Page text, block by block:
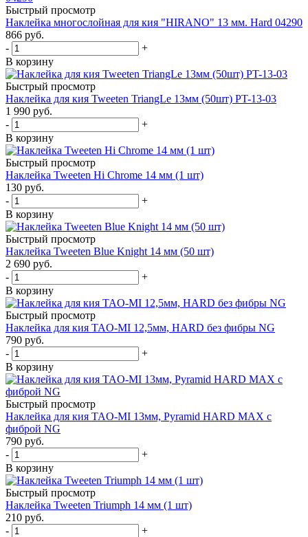
Быстрый просмотр
Наклейка многослойная для кия "HIRANO" 13 мм. Hard 04290
866 руб.
-
+
В корзину
Быстрый просмотр
Наклейка для кия Tweeten TriangLe 13мм (50шт) PT-13-03
1 990 руб.
-
+
В корзину
Быстрый просмотр
Наклейка Tweeten Hi Chrome 14 мм (1 шт)
130 руб.
-
+
В корзину
Быстрый просмотр
Наклейка Tweeten Blue Knight 14 мм (50 шт)
2 690 руб.
-
+
В корзину
Быстрый просмотр
Наклейка для кия TAO-MI 12,5мм, HARD без фибры NG
790 руб.
-
+
В корзину
Быстрый просмотр
Наклейка для кия TAO-MI 13мм, Pyramid HARD MAX с
фиброй NG
790 руб.
-
+
В корзину
Быстрый просмотр
Наклейка Tweeten Triumph 14 мм (1 шт)
210 руб.
-
+